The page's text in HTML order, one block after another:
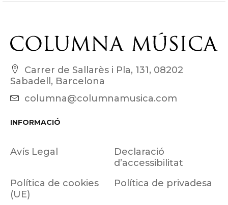
Carrer de Sallarès i Pla, 131, 08202
Sabadell, Barcelona
columna@columnamusica.com
INFORMACIÓ
Avís Legal
Declaració
d’accessibilitat
Política de cookies
(UE)
Política de privadesa